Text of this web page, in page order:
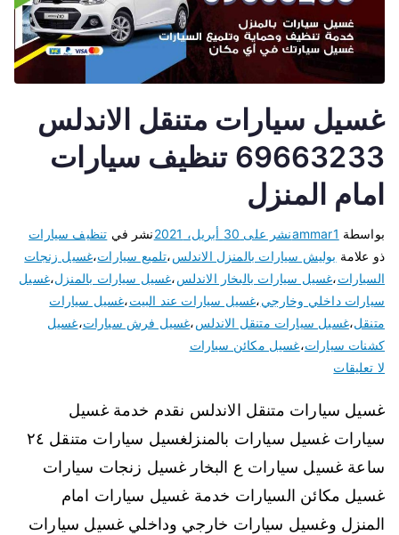
غسيل سيارات متنقل الاندلس
69663233 تنظيف سيارات
امام المنزل
بواسطة ammar1نشر على 30 أبريل، 2021 نشر في تنظيف سيارات
ذو علامة بوليش سيارات بالمنزل الاندلس،تلميع سيارات،غسيل زنجات
السيارات،غسيل سيارات بالبخار الاندلس،غسيل سيارات بالمنزل،غسيل
سيارات داخلي وخارجي،غسيل سيارات عند البيت،غسيل سيارات
متنقل،غسيل سيارات متنقل الاندلس،غسيل فرش سيارات،غسيل
كشنات سيارات،غسيل مكائن سيارات
لا تعليقات
غسيل سيارات متنقل الاندلس نقدم خدمة غسيل
سيارات غسيل سيارات بالمنزلغسيل سيارات متنقل ٢٤
ساعة غسيل سيارات ع البخار غسيل زنجات سيارات
غسيل مكائن السيارات خدمة غسيل سيارات امام
المنزل وغسيل سيارات خارجي وداخلي غسيل سيارات